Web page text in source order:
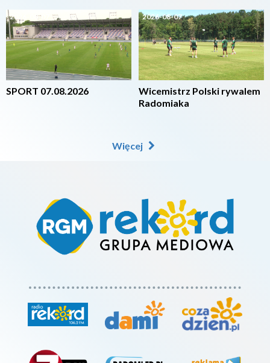
2026-08-07
SPORT 07.08.2026
2026-08-07
Wicemistrz Polski rywalem
Radomiaka
Więcej